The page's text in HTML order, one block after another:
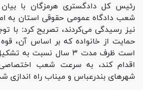
رئیس کل دادگستری هرمزگان با
شعب دادگاه عمومی حقوقی استان به
نیز رسیدگی می‌کردند، تصریح کرد: با
حمایت از خانواده که بر اساس آن،
است ظرف مدت ۳ سال نسبت
اقدام کند، به سرعت شعب اختصاصی
شهر‌های بندرعباس و میناب راه اندازی